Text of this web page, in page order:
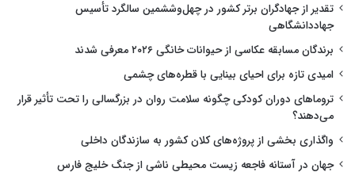
تقدیر از جهادگران برتر کشور در چهل‌وششمین سالگرد تأسیس
جهاددانشگاهی
برندگان مسابقه عکاسی از حیوانات خانگی ۲۰۲۶ معرفی شدند
امیدی تازه برای احیای بینایی با قطره‌های چشمی
تروماهای دوران کودکی چگونه سلامت روان در بزرگسالی را تحت تأثیر قرار
می‌دهند؟
واگذاری بخشی از پروژه‌های کلان کشور به سازندگان داخلی
جهان در آستانه فاجعه زیست محیطی ناشی از جنگ خلیج فارس